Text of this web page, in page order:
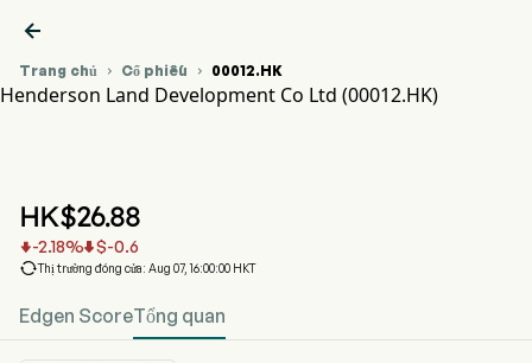

Trang chủ  Cổ phiếu  00012.HK
Henderson Land Development Co Ltd (00012.HK)
HK$26.88
-2.18% $-0.6
Thị trường đóng cửa: Aug 07, 16:00:00 HKT
Edgen ScoreTổng quan